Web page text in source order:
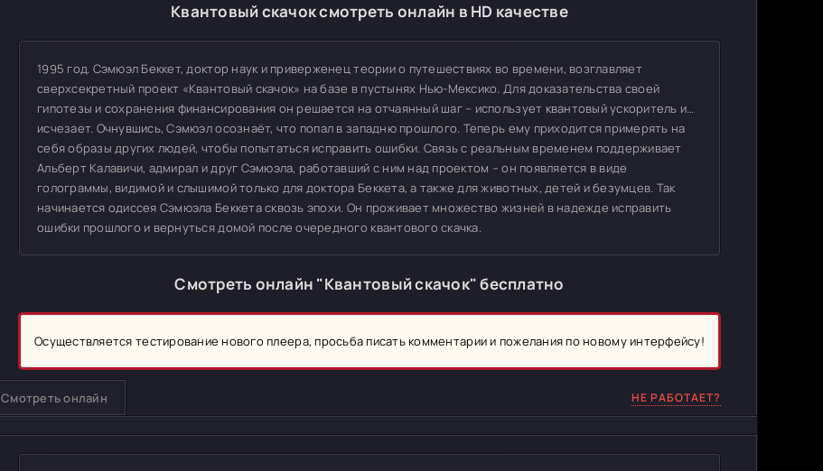
Квантовый скачок смотреть онлайн в HD качестве
1995 год. Сэмюэл Беккет, доктор наук и приверженец теории о путешествиях во времени, возглавляет
сверхсекретный проект «Квантовый скачок» на базе в пустынях Нью-Мексико. Для доказательства своей
гипотезы и сохранения финансирования он решается на отчаянный шаг – использует квантовый ускоритель и…
исчезает. Очнувшись, Сэмюэл осознаёт, что попал в западню прошлого. Теперь ему приходится примерять на
себя образы других людей, чтобы попытаться исправить ошибки. Связь с реальным временем поддерживает
Альберт Калавичи, адмирал и друг Сэмюэла, работавший с ним над проектом – он появляется в виде
голограммы, видимой и слышимой только для доктора Беккета, а также для животных, детей и безумцев. Так
начинается одиссея Сэмюэла Беккета сквозь эпохи. Он проживает множество жизней в надежде исправить
ошибки прошлого и вернуться домой после очередного квантового скачка.
Смотреть онлайн "Квантовый скачок" бесплатно
Осуществляется тестирование нового плеера, просьба писать комментарии и пожелания по новому интерфейсу!
Смотреть онлайн НЕ РАБОТАЕТ?